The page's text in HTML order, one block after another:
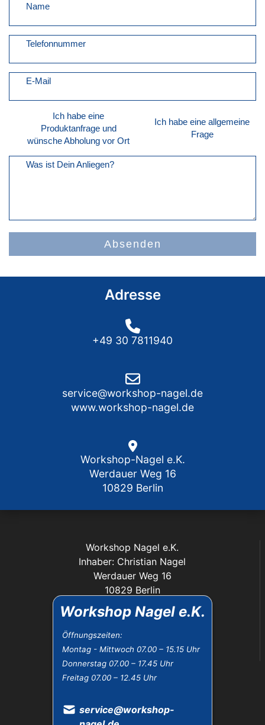
Workshop Nagel e.K.
Öffnungszeiten:
Montag - Mittwoch 07.00 – 15.15 Uhr
Donnerstag 07.00 – 17.45 Uhr
Freitag 07.00 – 12.45 Uhr
service@workshop-
Name
Telefonnummer
E-Mail
Ich habe eine
Produktanfrage und
wünsche Abholung vor Ort
Ich habe eine allgemeine
Frage
Was ist Dein Anliegen?
Absenden
Adresse
+49 30 7811940
service@workshop-nagel.de
www.workshop-nagel.de
Workshop-Nagel e.K.
Werdauer Weg 16
10829 Berlin
Workshop Nagel e.K.
Inhaber: Christian Nagel
Werdauer Weg 16
10829 Berlin
service@workshop-nagel.de
Tel.: 030 / 781 19 40
Fax: 030 / 784 30 40
Das Unternehmen:
Datenschutz